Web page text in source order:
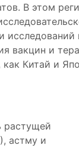
В этом
исследований
вакцин и
Китай и
растущей
астму и